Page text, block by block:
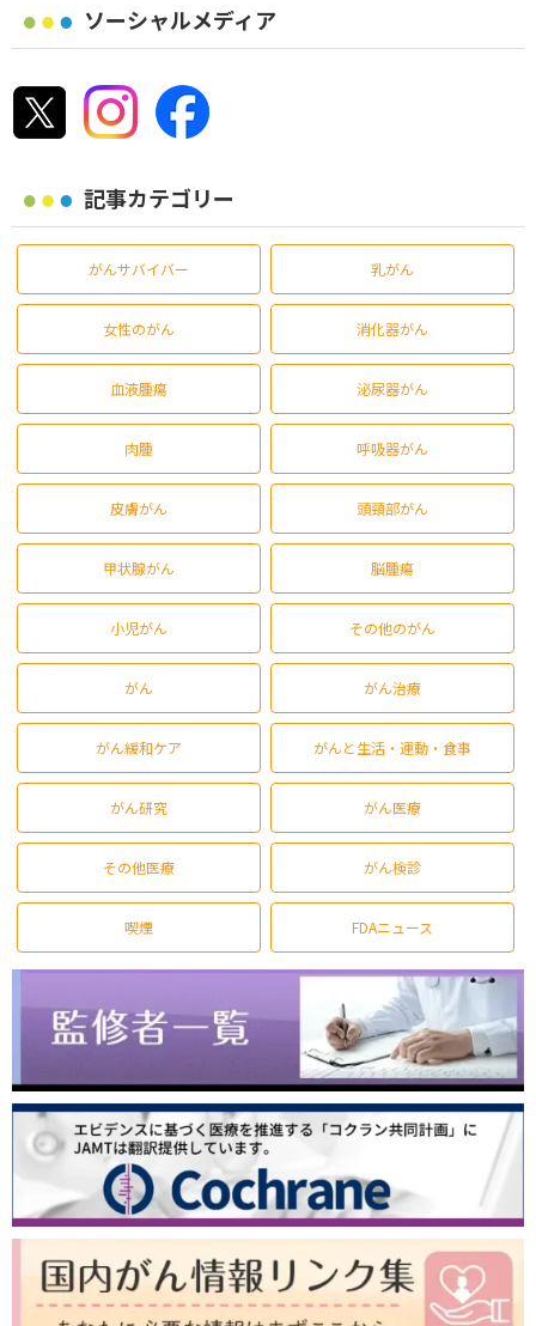
ソーシャルメディア
記事カテゴリー
がんサバイバー 乳がん
女性のがん 消化器がん
血液腫瘍 泌尿器がん
肉腫 呼吸器がん
皮膚がん 頭頸部がん
甲状腺がん 脳腫瘍
小児がん その他のがん
がん がん治療
がん緩和ケア がんと生活・運動・食事
がん研究 がん医療
その他医療 がん検診
喫煙 FDAニュース